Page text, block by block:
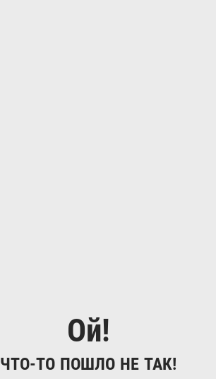
Ой!
ЧТО-ТО ПОШЛО НЕ ТАК!